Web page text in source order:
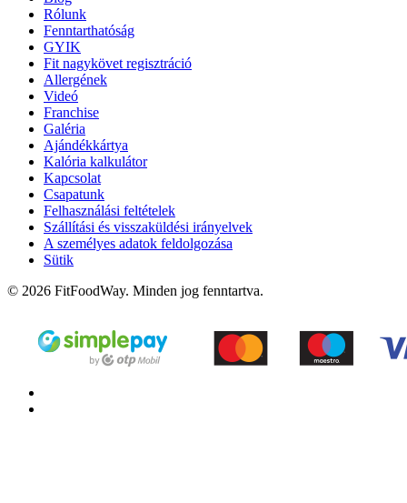
Rólunk
Fenntarthatóság
GYIK
Fit nagykövet regisztráció
Allergének
Videó
Franchise
Galéria
Ajándékkártya
Kalória kalkulátor
Kapcsolat
Csapatunk
Felhasználási feltételek
Szállítási és visszaküldési irányelvek
A személyes adatok feldolgozása
Sütik
© 2026 FitFoodWay. Minden jog fenntartva.